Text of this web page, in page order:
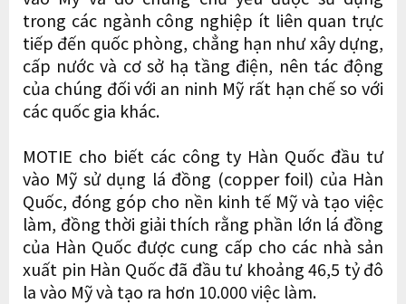
trong các ngành công nghiệp ít liên quan trực
tiếp đến quốc phòng, chẳng hạn như xây dựng,
cấp nước và cơ sở hạ tầng điện, nên tác động
của chúng đối với an ninh Mỹ rất hạn chế so với
các quốc gia khác.
MOTIE cho biết các công ty Hàn Quốc đầu tư
vào Mỹ sử dụng lá đồng (copper foil) của Hàn
Quốc, đóng góp cho nền kinh tế Mỹ và tạo việc
làm, đồng thời giải thích rằng phần lớn lá đồng
của Hàn Quốc được cung cấp cho các nhà sản
xuất pin Hàn Quốc đã đầu tư khoảng 46,5 tỷ đô
la vào Mỹ và tạo ra hơn 10.000 việc làm.